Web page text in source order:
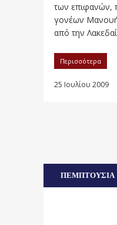
των επιφανών,
γονέων
από την
Περισσότερα
25 Ιουλίου 2009
ΠΕΜΠΤΟΥΣΙΑ